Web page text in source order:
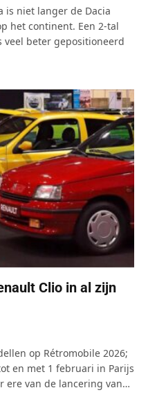
is niet langer de Dacia
het continent. Een 2-tal
veel beter gepositioneerd
Clio in al zijn
op Rétromobile 2026;
en met 1 februari in Parijs
ere van de lancering van…